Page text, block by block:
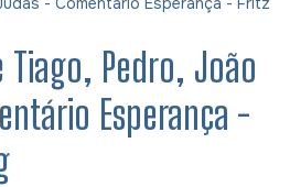
Tiago, Pedro, João
Esperança -